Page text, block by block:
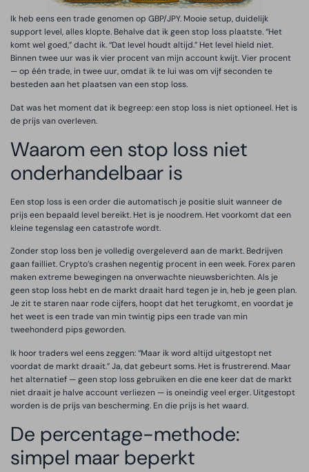
Ik heb eens een trade genomen op GBP/JPY. Mooie setup, duidelijk
support level, alles klopte. Behalve dat ik geen stop loss plaatste. “Het
komt wel goed,” dacht ik. “Dat level houdt altijd.” Het level hield niet.
Binnen twee uur was ik vier procent van mijn account kwijt. Vier procent
— op één trade, in twee uur, omdat ik te lui was om vijf seconden te
besteden aan het plaatsen van een stop loss.
Dat was het moment dat ik begreep: een stop loss is niet optioneel. Het is
de prijs van overleven.
Waarom een stop loss niet
onderhandelbaar is
Een stop loss is een order die automatisch je positie sluit wanneer de
prijs een bepaald level bereikt. Het is je noodrem. Het voorkomt dat een
kleine tegenslag een catastrofe wordt.
Zonder stop loss ben je volledig overgeleverd aan de markt. Bedrijven
gaan failliet. Crypto’s crashen negentig procent in een week. Forex paren
maken extreme bewegingen na onverwachte nieuwsberichten. Als je
geen stop loss hebt en de markt draait hard tegen je in, heb je geen plan.
Je zit te staren naar rode cijfers, hoopt dat het terugkomt, en voordat je
het weet is een trade van min twintig pips een trade van min
tweehonderd pips geworden.
Ik hoor traders wel eens zeggen: “Maar ik word altijd uitgestopt net
voordat de markt draait.” Ja, dat gebeurt soms. Het is frustrerend. Maar
het alternatief — geen stop loss gebruiken en die ene keer dat de markt
niet draait je halve account verliezen — is oneindig veel erger. Uitgestopt
worden is de prijs van bescherming. En die prijs is het waard.
De percentage-methode:
simpel maar beperkt